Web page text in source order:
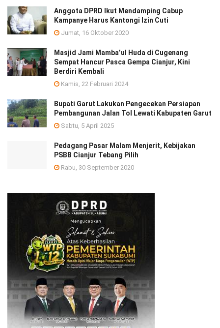
Anggota DPRD Ikut Mendamping Cabup
Kampanye Harus Kantongi Izin Cuti
Jumat, 16 Oktober 2020
Masjid Jami Mamba’ul Huda di Cugenang
Sempat Hancur Pasca Gempa Cianjur, Kini
Berdiri Kembali
Kamis, 22 Februari 2024
Bupati Garut Lakukan Pengecekan Persiapan
Pembangunan Jalan Tol Lewati Kabupaten Garut
Sabtu, 5 April 2025
Pedagang Pasar Malam Menjerit, Kebijakan
PSBB Cianjur Tebang Pilih
Rabu, 30 September 2020